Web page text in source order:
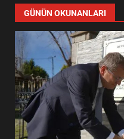
7
YENİ
1
GÜNÜN OKUNANLARI